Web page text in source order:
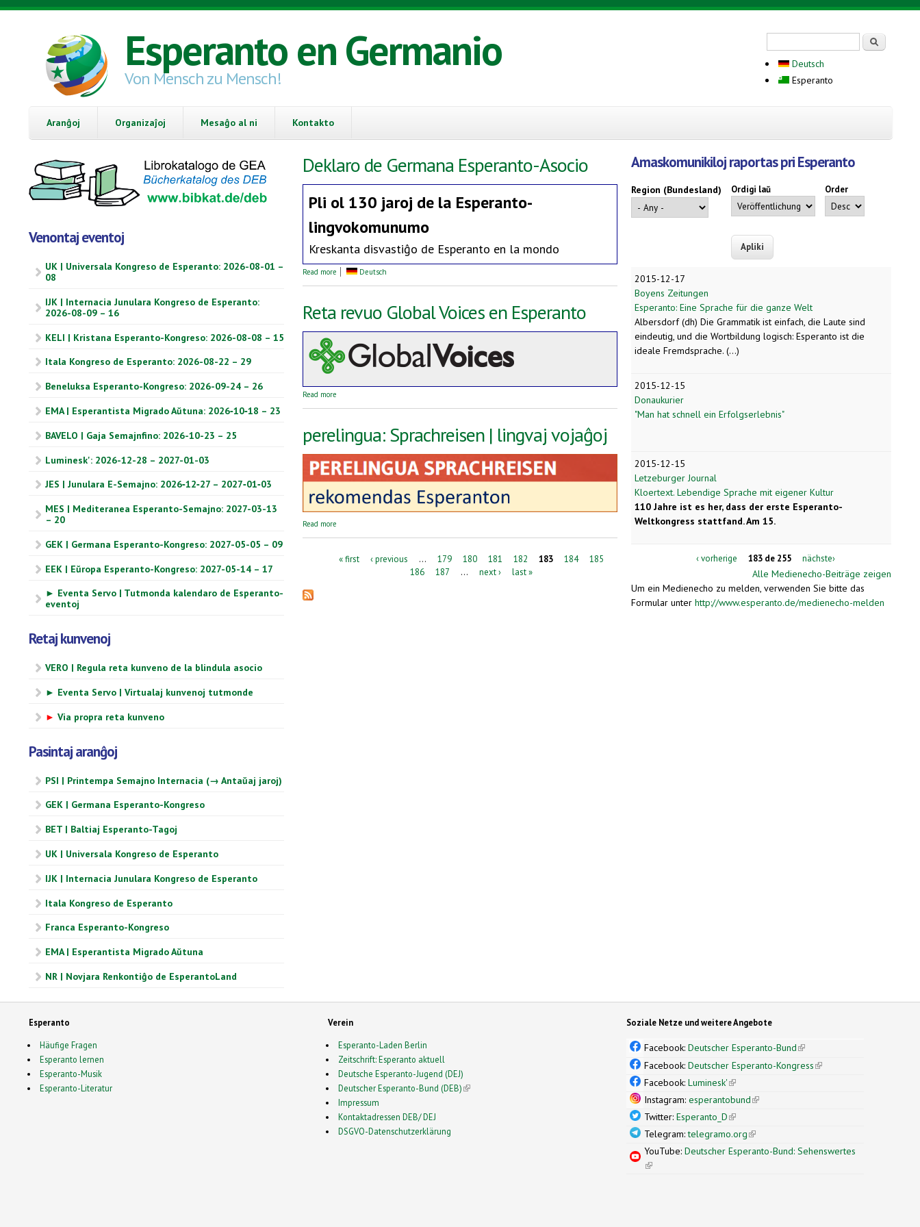
Skip to main content
Esperanto en Germanio
Von Mensch zu Mensch!
Deutsch
Esperanto
Aranĝoj Organizaĵoj Mesaĝo al ni Kontakto
Venontaj eventoj
UK | Universala Kongreso de Esperanto: 2026-08-01 –
08
IJK | Internacia Junulara Kongreso de Esperanto:
2026-08-09 – 16
KELI | Kristana Esperanto-Kongreso: 2026-08-08 – 15
Itala Kongreso de Esperanto: 2026-08-22 – 29
Beneluksa Esperanto-Kongreso: 2026-09-24 – 26
EMA | Esperantista Migrado Aŭtuna: 2026‑10‑18 – 23
BAVELO | Gaja Semajnfino: 2026-10-23 – 25
Luminesk': 2026-12-28 – 2027-01-03
JES | Junulara E-Semajno: 2026‑12‑27 – 2027‑01‑03
MES | Mediteranea Esperanto-Semajno: 2027-03-13
– 20
GEK | Germana Esperanto-Kongreso: 2027-05-05 – 09
EEK | Eŭropa Esperanto-Kongreso: 2027-05-14 – 17
► Eventa Servo | Tutmonda kalendaro de Esperanto-
eventoj
Retaj kunvenoj
VERO | Regula reta kunveno de la blindula asocio
► Eventa Servo | Virtualaj kunvenoj tutmonde
► Via propra reta kunveno
Pasintaj aranĝoj
PSI | Printempa Semajno Internacia (→ Antaŭaj jaroj)
GEK | Germana Esperanto-Kongreso
BET | Baltiaj Esperanto-Tagoj
UK | Universala Kongreso de Esperanto
IJK | Internacia Junulara Kongreso de Esperanto
Itala Kongreso de Esperanto
Franca Esperanto-Kongreso
EMA | Esperantista Migrado Aŭtuna
NR | Novjara Renkontiĝo de EsperantoLand
Deklaro de Germana Esperanto-Asocio
Pli ol 130 jaroj de la Esperanto-
lingvokomunumo
Kreskanta disvastiĝo de Esperanto en la mondo
Read more about Deklaro de Germana Esperanto-Asocio
Deutsch
Reta revuo Global Voices en Esperanto
Read more
perelingua: Sprachreisen | lingvaj vojaĝoj
Read more
Pages« first ‹ previous … 179 180 181 182 183 184
185
186
187 … next › last »
Amaskomunikiloj raportas pri Esperanto
Region (Bundesland) Ordigi laŭ Order
2015-12-17
Boyens Zeitungen
Esperanto: Eine Sprache für die ganze Welt
Albersdorf (dh) Die Grammatik ist einfach, die Laute sind
eindeutig, und die Wortbildung logisch: Esperanto ist die
ideale Fremdsprache. (...)
2015-12-15
Donaukurier
"Man hat schnell ein Erfolgserlebnis"
2015-12-15
Letzeburger Journal
Kloertext. Lebendige Sprache mit eigener Kultur
110 Jahre ist es her, dass der erste Esperanto-
Weltkongress stattfand. Am 15.
‹ vorherige 183 de 255 nächste›
Alle Medienecho-Beiträge zeigen
Um ein Medienecho zu melden, verwenden Sie bitte das
Formular unter http://www.esperanto.de/medienecho-melden
Esperanto
Häufige Fragen
Esperanto lernen
Esperanto-Musik
Esperanto-Literatur
Verein
Esperanto-Laden Berlin
Zeitschrift: Esperanto aktuell
Deutsche Esperanto-Jugend (DEJ)
Deutscher Esperanto-Bund (DEB)(link is external)
Impressum
Kontaktadressen DEB/ DEJ
DSGVO-Datenschutzerklärung
Soziale Netze und weitere Angebote
Facebook:Deutscher Esperanto-Bund(link is external)
Facebook:Deutscher Esperanto-Kongress(link is external)
Facebook:Luminesk'(link is external)
Instagram:esperantobund(link is external)
Twitter:Esperanto_D(link is external)
Telegram:telegramo.org(link is external)
YouTube:Deutscher Esperanto-Bund: Sehenswertes
(link is external)